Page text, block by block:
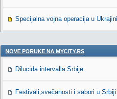
Specijalna vojna operacija u
NOVE PORUKE NA MYCITY.RS
Dilucida intervalla Srbije
Festivali,svečanosti i sabori u Srbiji